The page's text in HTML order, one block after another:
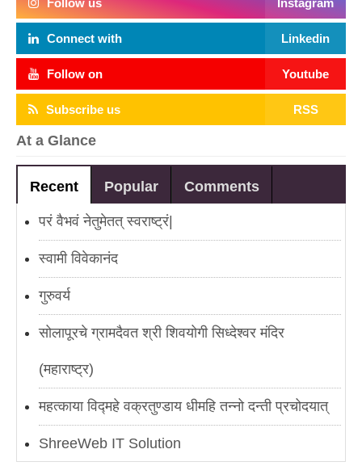
Follow us Instagram
Connect with Linkedin
Follow on Youtube
Subscribe us RSS
At a Glance
Recent Popular Comments
परं वैभवं नेतुमेतत् स्वराष्ट्रं|
स्वामी विवेकानंद
गुरुवर्य
सोलापूरचे ग्रामदैवत श्री शिवयोगी सिध्देश्वर मंदिर
(महाराष्ट्र)
महत्काया विद्महे वक्रतुण्डाय धीमहि तन्नो दन्ती प्रचोदयात्
ShreeWeb IT Solution